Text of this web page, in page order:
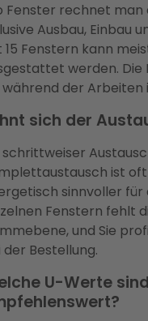
Fenster rechnet man
Ausbau, Einbau
15 Fenstern kann
werden. Die
während der Arbeiten
sich der
schrittweiser
ist
sinnvoller für
Fenstern fehlt
und Sie
der Bestellung.
U-Werte